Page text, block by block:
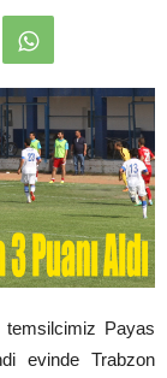
Payas
evinde Trabzon